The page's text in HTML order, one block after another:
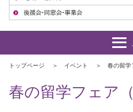
トップページ イベント 春の留学
春の留学フェア